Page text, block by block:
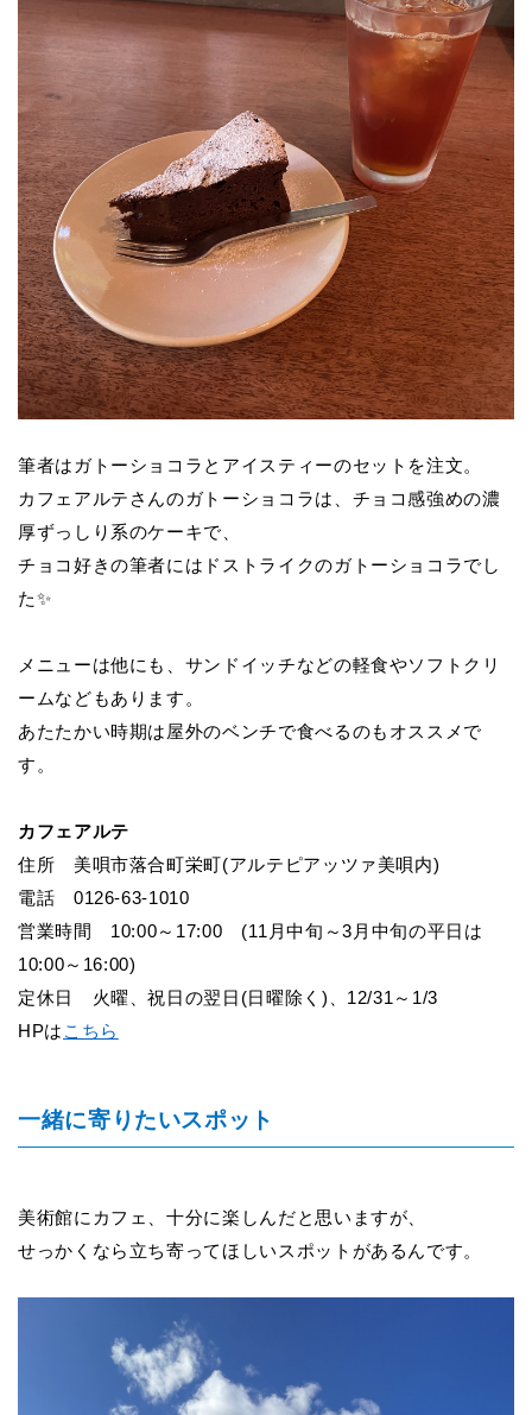
筆者はガトーショコラとアイスティーのセットを注文。
カフェアルテさんのガトーショコラは、チョコ感強めの濃
厚ずっしり系のケーキで、
チョコ好きの筆者にはドストライクのガトーショコラでし
た✨
メニューは他にも、サンドイッチなどの軽食やソフトクリ
ームなどもあります。
あたたかい時期は屋外のベンチで食べるのもオススメで
す。
カフェアルテ
住所 美唄市落合町栄町(アルテピアッツァ美唄内)
電話 0126-63-1010
営業時間 10:00～17:00 (11月中旬～3月中旬の平日は
10:00～16:00)
定休日 火曜、祝日の翌日(日曜除く)、12/31～1/3
HPは こちら
一緒に寄りたいスポット
美術館にカフェ、十分に楽しんだと思いますが、
せっかくなら立ち寄ってほしいスポットがあるんです。